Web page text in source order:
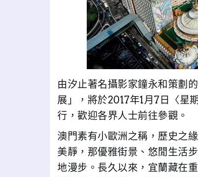
由汐止著名攝影家鐘永和策劃
展」，將於2017年1月7日〈星
行，歡迎各界人士前往參觀。
澳門素有小歐洲之稱，歷史之
美靜，那優雅街景、悠閒生活
地漫步。長久以來，宜蘭藏在